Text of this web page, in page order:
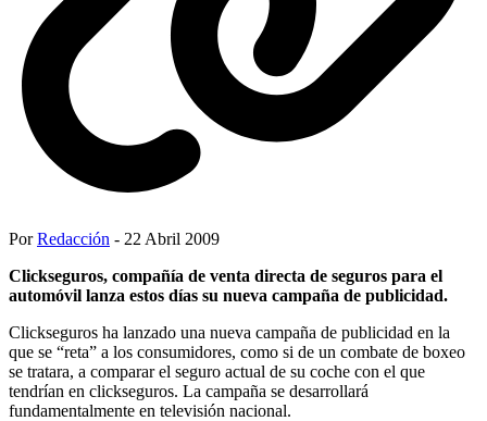
PorRedacción - 22 Abril 2009
Clickseguros, compañía de venta directa de seguros para el
automóvil lanza estos días su nueva campaña de publicidad.
Clickseguros ha lanzado una nueva campaña de publicidad en la
que se “reta” a los consumidores, como si de un combate de boxeo
se tratara, a comparar el seguro actual de su coche con el que
tendrían en clickseguros. La campaña se desarrollará
fundamentalmente en televisión nacional.